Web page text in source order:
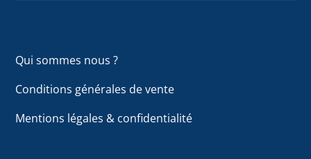
Qui sommes nous ?
Conditions générales de vente
Mentions légales & confidentialité